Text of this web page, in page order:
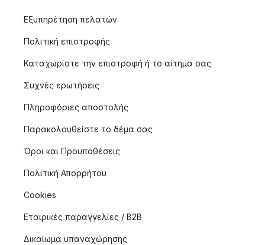
Εξυπηρέτηση πελατών
Πολιτική επιστροφής
Καταχωρίστε την επιστροφή ή το αίτημα σας
Συχνές ερωτήσεις
Πληροφόριες αποστολής
Παρακολουθείστε το δέμα σας
Όροι και Προϋποθέσεις
Πολιτική Απορρήτου
Cookies
Εταιρικές παραγγελίες / B2B
Δικαίωμα υπαναχώρησης